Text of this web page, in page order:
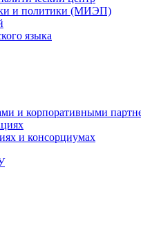
и политики (МИЭП)
языка
и корпоративными
и консорциумах